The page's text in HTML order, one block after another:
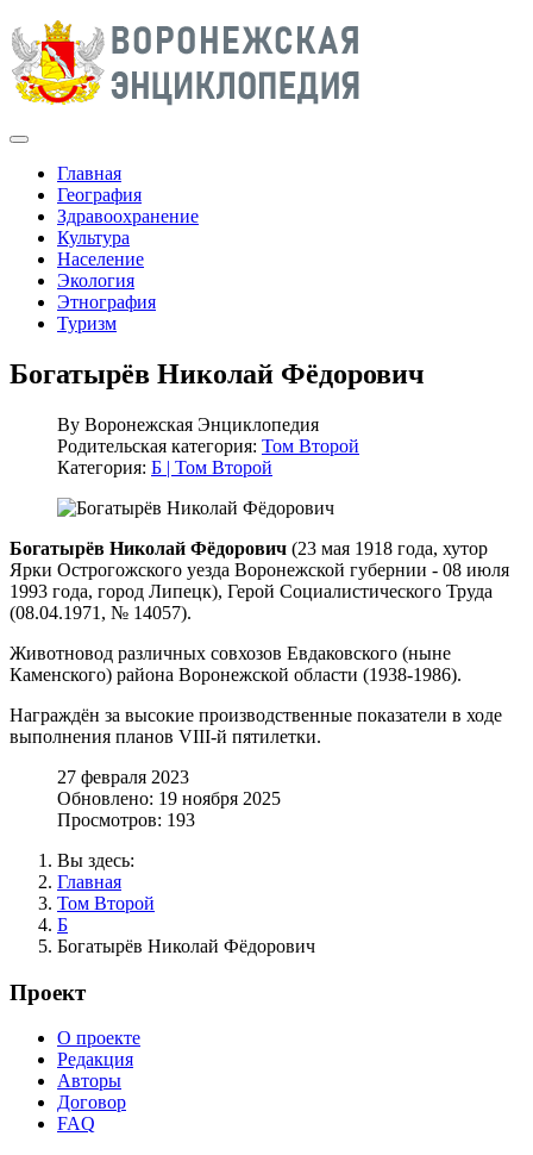
Главная
География
Здравоохранение
Культура
Население
Экология
Этнография
Туризм
Богатырёв Николай Фёдорович
By Воронежская Энциклопедия
Родительская категория: Том Второй
Категория: Б | Том Второй
Богатырёв Николай Фёдорович (23 мая 1918 года, хутор
Ярки Острогожского уезда Воронежской губернии - 08 июля
1993 года, город Липецк), Герой Социалистического Труда
(08.04.1971, № 14057).
Животновод различных совхозов Евдаковского (ныне
Каменского) района Воронежской области (1938-1986).
Награждён за высокие производственные показатели в ходе
выполнения планов VIII-й пятилетки.
27 февраля 2023
Обновлено: 19 ноября 2025
Просмотров: 193
Вы здесь:
Главная
Том Второй
Б
Богатырёв Николай Фёдорович
Проект
О проекте
Редакция
Авторы
Договор
FAQ